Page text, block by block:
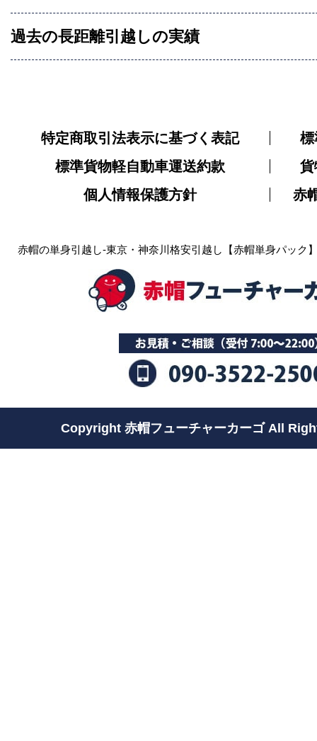
過去の長距離引越しの実績
特定商取引法表示に基づく表記
標
標準貨物軽自動車運送約款
貨
個人情報保護方針
赤
赤帽の単身引越し-東京・神奈川格安引越し【赤帽単身パック
Copyright 赤帽フューチャーカーゴ All